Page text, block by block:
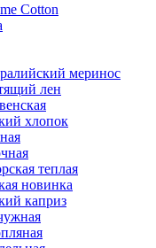
Cotton
меринос
лен
хлопок
теплая
новинка
каприз